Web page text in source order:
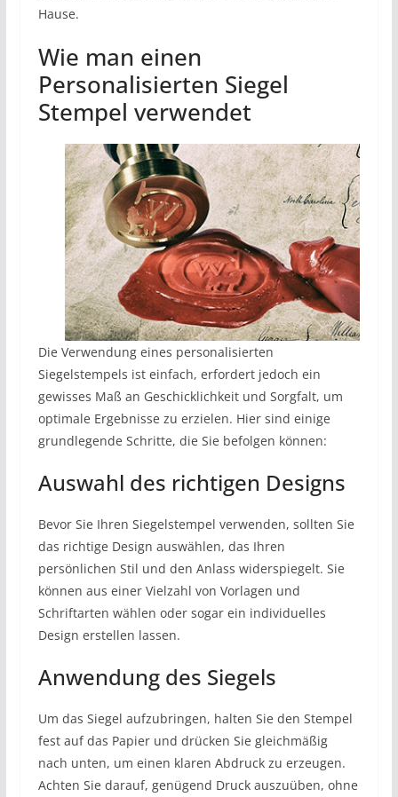
Hause.
Wie man einen
Personalisierten Siegel
Stempel verwendet
Die Verwendung eines personalisierten
Siegelstempels ist einfach, erfordert jedoch ein
gewisses Maß an Geschicklichkeit und Sorgfalt, um
optimale Ergebnisse zu erzielen. Hier sind einige
grundlegende Schritte, die Sie befolgen können:
Auswahl des richtigen Designs
Bevor Sie Ihren Siegelstempel verwenden, sollten Sie
das richtige Design auswählen, das Ihren
persönlichen Stil und den Anlass widerspiegelt. Sie
können aus einer Vielzahl von Vorlagen und
Schriftarten wählen oder sogar ein individuelles
Design erstellen lassen.
Anwendung des Siegels
Um das Siegel aufzubringen, halten Sie den Stempel
fest auf das Papier und drücken Sie gleichmäßig
nach unten, um einen klaren Abdruck zu erzeugen.
Achten Sie darauf, genügend Druck auszuüben, ohne